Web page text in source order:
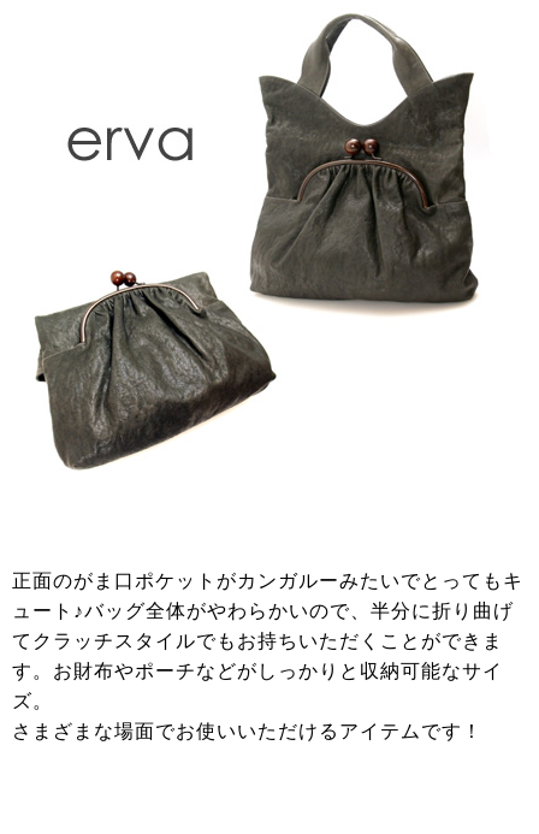
正面のがま口ポケットがカンガルーみたいでとってもキ
ュート♪バッグ全体がやわらかいので、半分に折り曲げ
てクラッチスタイルでもお持ちいただくことができま
す。お財布やポーチなどがしっかりと収納可能なサイ
ズ。
さまざまな場面でお使いいただけるアイテムです！